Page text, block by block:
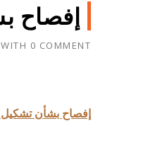
إفصاح
WITH 0 COMMENT
إفصاح بشأن